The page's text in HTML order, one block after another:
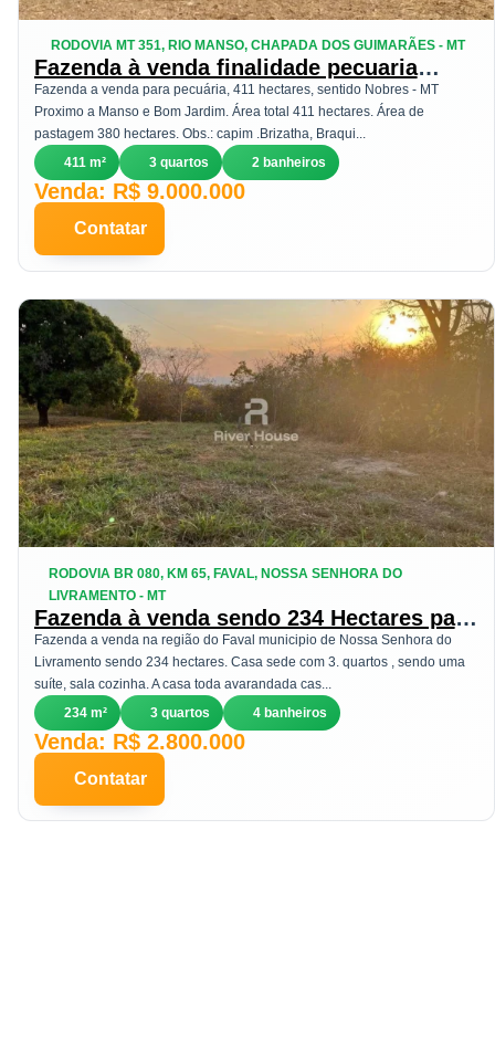
RODOVIA MT 351, RIO MANSO, CHAPADA DOS GUIMARÃES - MT
Fazenda à venda finalidade pecuaria
formada, localizada na Região do Rio
Manso , Chapada dos Guimarães - MT
Fazenda a venda para pecuária, 411 hectares, sentido Nobres - MT
Proximo a Manso e Bom Jardim. Área total 411 hectares. Área de
pastagem 380 hectares. Obs.: capim .Brizatha, Braqui...
411 m²
3 quartos 2 banheiros
Venda: R$ 9.000.000
Contatar
RODOVIA BR 080, KM 65, FAVAL, NOSSA SENHORA DO
LIVRAMENTO - MT
Fazenda à venda sendo 234 Hectares para
Pecuaria , na Região Faval, Nossa
Senhora do Livramento, MT
Fazenda a venda na região do Faval municipio de Nossa Senhora do
Livramento sendo 234 hectares. Casa sede com 3. quartos , sendo uma
suíte, sala cozinha. A casa toda avarandada cas...
234 m²
3 quartos 4 banheiros
Venda: R$ 2.800.000
Contatar